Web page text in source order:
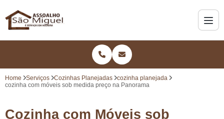
Home Serviços Cozinhas Planejadas
cozinha planejada
cozinha com móveis sob medida preço na Panorama
Cozinha com Móveis sob